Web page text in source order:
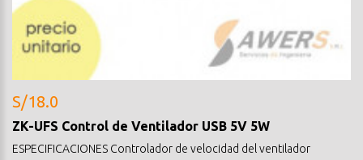
S/18.0
ZK-UFS Control de Ventilador USB 5V 5W
ESPECIFICACIONES Controlador de velocidad del ventilador